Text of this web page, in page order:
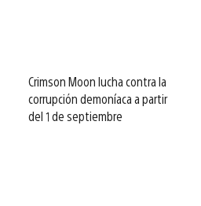
Crimson Moon lucha contra la
corrupción demoníaca a partir
del 1 de septiembre